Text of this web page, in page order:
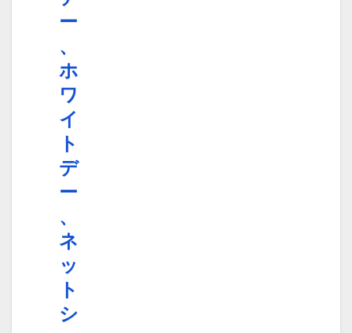
ー
、
ホ
ワ
イ
ト
デ
ー
、
ネ
ッ
ト
シ